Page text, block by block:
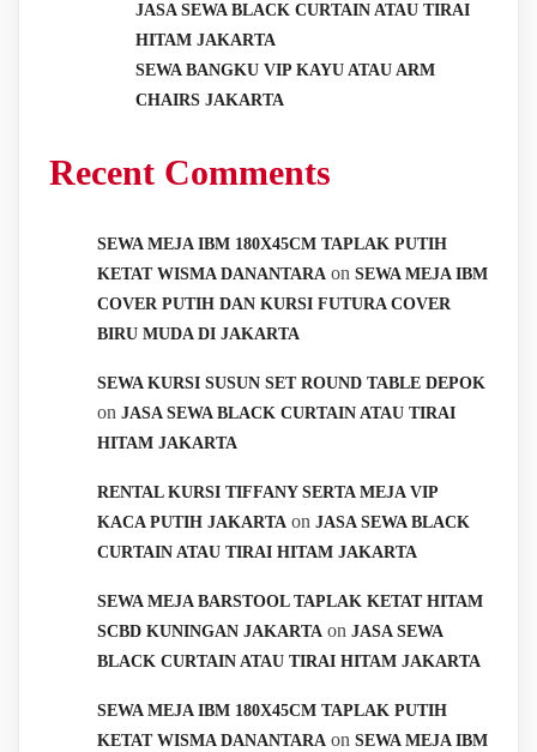
JASA SEWA BLACK CURTAIN ATAU TIRAI
HITAM JAKARTA
SEWA BANGKU VIP KAYU ATAU ARM
CHAIRS JAKARTA
Recent Comments
SEWA MEJA IBM 180X45CM TAPLAK PUTIH
KETAT WISMA DANANTARA on SEWA MEJA IBM
COVER PUTIH DAN KURSI FUTURA COVER
BIRU MUDA DI JAKARTA
SEWA KURSI SUSUN SET ROUND TABLE DEPOK
on JASA SEWA BLACK CURTAIN ATAU TIRAI
HITAM JAKARTA
RENTAL KURSI TIFFANY SERTA MEJA VIP
KACA PUTIH JAKARTA on JASA SEWA BLACK
CURTAIN ATAU TIRAI HITAM JAKARTA
SEWA MEJA BARSTOOL TAPLAK KETAT HITAM
SCBD KUNINGAN JAKARTA on JASA SEWA
BLACK CURTAIN ATAU TIRAI HITAM JAKARTA
SEWA MEJA IBM 180X45CM TAPLAK PUTIH
KETAT WISMA DANANTARA on SEWA MEJA IBM